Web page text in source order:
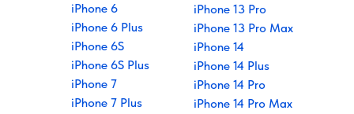
iPhone 6
iPhone 6 Plus
iPhone 6S
iPhone 6S Plus
iPhone 7
iPhone 7 Plus
iPhone 13 Pro
iPhone 13 Pro Max
iPhone 14
iPhone 14 Plus
iPhone 14 Pro
iPhone 14 Pro Max